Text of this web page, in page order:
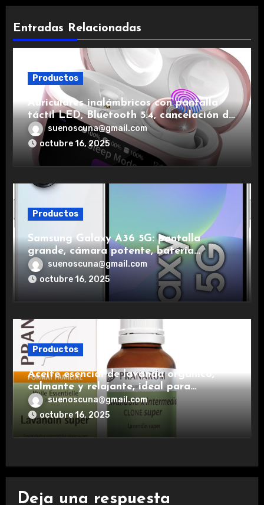
Entradas Relacionadas
Productos
Auriculares inalámbricos con pantalla
táctil LED, Bluetooth 5.4, cancelación de
ruido, impermeables y de larga duración.
suenoscuna@gmail.com
octubre 16, 2025
Productos
Samsung Galaxy A36 5G: pantalla
grande, cámara potente, batería
duradera y carga rápida para una
experiencia premium.
suenoscuna@gmail.com
octubre 16, 2025
Productos
Aceite esencial de lavanda orgánico,
calmante y relajante, ideal para
aromaterapia.
suenoscuna@gmail.com
octubre 16, 2025
Deja una respuesta